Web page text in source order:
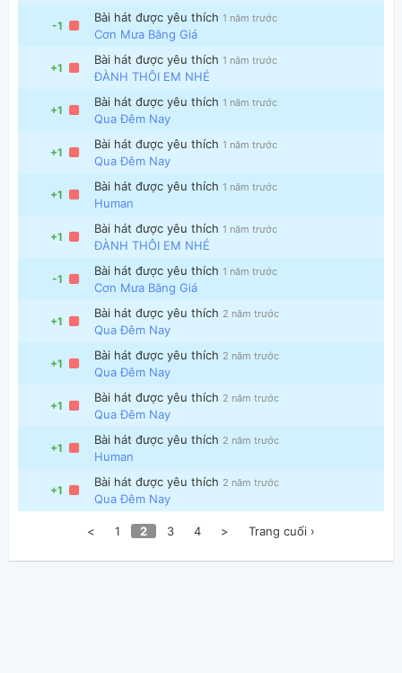
-1
Bài hát được yêu thích 1 năm trước
Cơn Mưa Băng Giá
+1
Bài hát được yêu thích 1 năm trước
ĐÀNH THÔI EM NHÉ
+1
Bài hát được yêu thích 1 năm trước
Qua Đêm Nay
+1
Bài hát được yêu thích 1 năm trước
Qua Đêm Nay
+1
Bài hát được yêu thích 1 năm trước
Human
+1
Bài hát được yêu thích 1 năm trước
ĐÀNH THÔI EM NHÉ
-1
Bài hát được yêu thích 1 năm trước
Cơn Mưa Băng Giá
+1
Bài hát được yêu thích 2 năm trước
Qua Đêm Nay
+1
Bài hát được yêu thích 2 năm trước
Qua Đêm Nay
+1
Bài hát được yêu thích 2 năm trước
Qua Đêm Nay
+1
Bài hát được yêu thích 2 năm trước
Human
+1
Bài hát được yêu thích 2 năm trước
Qua Đêm Nay
< 1 2 3 4 > Trang cuối ›